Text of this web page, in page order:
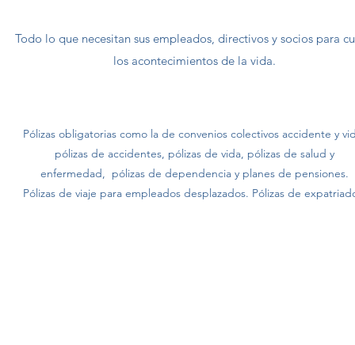
Todo lo que necesitan sus empleados, directivos y socios para
los acontecimientos de la vida.
Pólizas obligatorias como la de convenios colectivos accidente y
pólizas de accidentes, pólizas de vida, pólizas de salud y
enfermedad, pólizas de dependencia y planes de pensiones.
Pólizas de viaje para empleados desplazados. Pólizas de